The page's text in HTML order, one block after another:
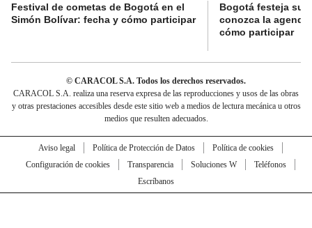
Festival de cometas de Bogotá en el
Simón Bolívar: fecha y cómo participar
Bogotá festeja su
conozca la
cómo participar
© CARACOL S.A. Todos los derechos reservados.
CARACOL S.A. realiza una reserva expresa de las reproducciones y usos de las obras
y otras prestaciones accesibles desde este sitio web a medios de lectura mecánica u otros
medios que resulten adecuados.
Aviso legal Política de Protección de Datos
Política de cookies
Configuración de cookies
Transparencia Soluciones W
Teléfonos
Escríbanos